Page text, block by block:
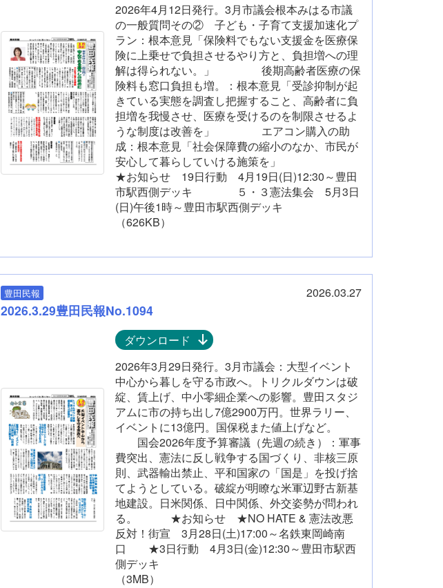
2026年4月12日発行。3月市議会根本みはる市議
の一般質問その② 子ども・子育て支援加速化プ
ラン：根本意見「保険料でもない支援金を医療保
険に上乗せで負担させるやり方と、負担増への理
解は得られない。」 後期高齢者医療の保
険料も窓口負担も増。：根本意見「受診抑制が起
きている実態を調査し把握すること、高齢者に負
担増を我慢させ、医療を受けるのを制限させるよ
うな制度は改善を」 エアコン購入の助
成：根本意見「社会保障費の縮小のなか、市民が
安心して暮らしていける施策を」
★お知らせ 19日行動 4月19日(日)12:30～豊田
市駅西側デッキ ５・３憲法集会 5月3日
(日)午後1時～豊田市駅西側デッキ
（626KB）
豊田民報 2026.03.27
2026.3.29豊田民報No.1094
ダウンロード
2026年3月29日発行。3月市議会：大型イベント
中心から暮しを守る市政へ。トリクルダウンは破
綻、賃上げ、中小零細企業への影響。豊田スタジ
アムに市の持ち出し7億2900万円。世界ラリー、
イベントに13億円。国保税また値上げなど。
国会2026年度予算審議（先週の続き）：軍事
費突出、憲法に反し戦争する国づくり、非核三原
則、武器輸出禁止、平和国家の「国是」を投げ捨
てようとしている。破綻が明瞭な米軍辺野古新基
地建設。日米関係、日中関係、外交姿勢が問われ
る。 ★お知らせ ★NO HATE & 憲法改悪
反対！街宣 3月28日(土)17:00～名鉄東岡崎南
口 ★3日行動 4月3日(金)12:30～豊田市駅西
側デッキ
（3MB）